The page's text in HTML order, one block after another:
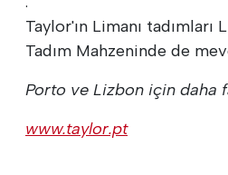
Taylor'ın Limanı tadımları
Tadım Mahzeninde de
Porto ve Lizbon için daha
www.taylor.pt